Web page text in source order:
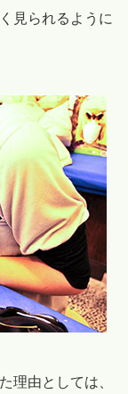
見られるように
理由としては、